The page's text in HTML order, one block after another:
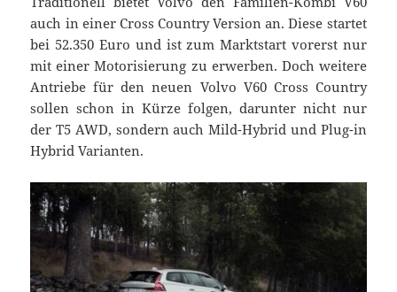
auch in einer Cross Country Version an. Diese startet
bei 52.350 Euro und ist zum Marktstart vorerst nur
mit einer Motorisierung zu erwerben. Doch weitere
Antriebe für den neuen Volvo V60 Cross Country
sollen schon in Kürze folgen, darunter nicht nur
der T5 AWD, sondern auch Mild-Hybrid und Plug-in
Hybrid Varianten.